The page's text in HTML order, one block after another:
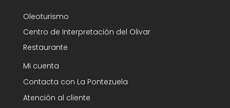
Oleoturismo
Centro de Interpretación del Olivar
Restaurante
Mi cuenta
Contacta con La Pontezuela
Atención al cliente